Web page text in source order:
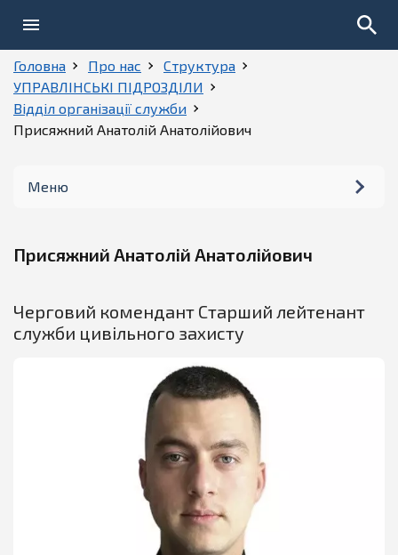
Головна Про нас
Структура
УПРАВЛІНСЬКІ ПІДРОЗДІЛИ
Відділ організації служби
Присяжний Анатолій Анатолійович
Меню
Історія
Установчі документи
НАЗАВЖДИ В СТРОЮ
Присяжний Анатолій Анатолійович
Черговий комендант Старший лейтенант
служби цивільного захисту